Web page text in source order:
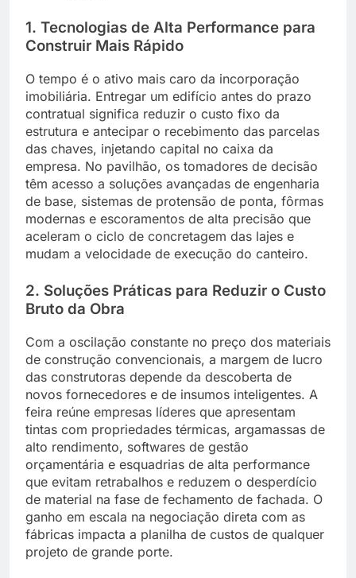
1. Tecnologias de Alta Performance para
Construir Mais Rápido
O tempo é o ativo mais caro da incorporação
imobiliária. Entregar um edifício antes do prazo
contratual significa reduzir o custo fixo da
estrutura e antecipar o recebimento das parcelas
das chaves, injetando capital no caixa da
empresa. No pavilhão, os tomadores de decisão
têm acesso a soluções avançadas de engenharia
de base, sistemas de protensão de ponta, fôrmas
modernas e escoramentos de alta precisão que
aceleram o ciclo de concretagem das lajes e
mudam a velocidade de execução do canteiro.
2. Soluções Práticas para Reduzir o Custo
Bruto da Obra
Com a oscilação constante no preço dos materiais
de construção convencionais, a margem de lucro
das construtoras depende da descoberta de
novos fornecedores e de insumos inteligentes. A
feira reúne empresas líderes que apresentam
tintas com propriedades térmicas, argamassas de
alto rendimento, softwares de gestão
orçamentária e esquadrias de alta performance
que evitam retrabalhos e reduzem o desperdício
de material na fase de fechamento de fachada. O
ganho em escala na negociação direta com as
fábricas impacta a planilha de custos de qualquer
projeto de grande porte.